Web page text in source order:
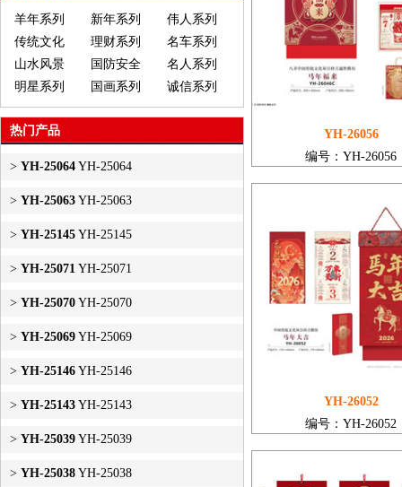
羊年系列 新年系列
伟人系列
传统文化
理财系列
名车系列
山水风景
国防安全
名人系列
明星系列
国画系列 诚信系列
热门产品
> YH-25064 YH-25064
> YH-25063 YH-25063
> YH-25145 YH-25145
> YH-25071 YH-25071
> YH-25070 YH-25070
> YH-25069 YH-25069
> YH-25146 YH-25146
> YH-25143 YH-25143
> YH-25039 YH-25039
> YH-25038 YH-25038
YH-26056
编号：YH-26056
YH-26052
编号：YH-26052